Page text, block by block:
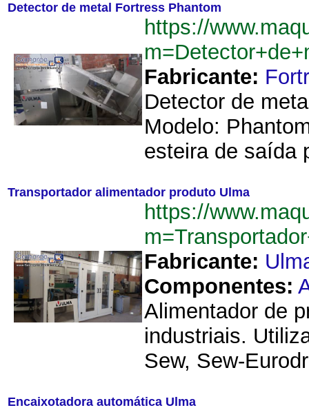
Detector de metal Fortress Phantom
https://
Fabricante:
Detector de
Modelo:
esteira de saída
Transportador alimentador produto Ulma
https://
Fabricante:
Componentes:
Alimentador de
industriais.
Sew, Sew-
Encaixotadora automática Ulma